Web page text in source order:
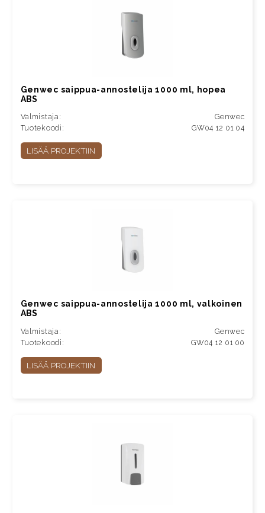
Genwec saippua-annostelija 1000 ml, hopea
ABS
Valmistaja:
Genwec
Tuotekoodi:
GW04 12 01 04
LISÄÄ PROJEKTIIN
Genwec saippua-annostelija 1000 ml, valkoinen
ABS
Valmistaja:
Genwec
Tuotekoodi:
GW04 12 01 00
LISÄÄ PROJEKTIIN